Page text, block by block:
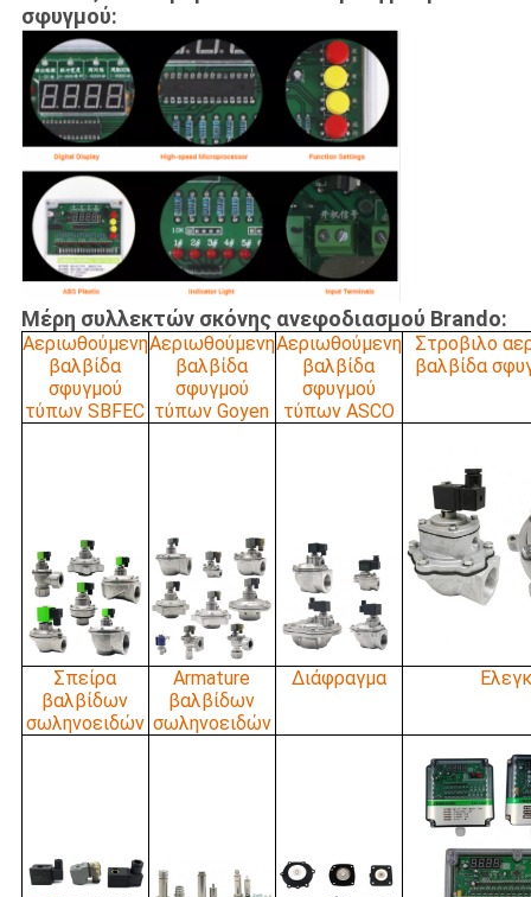
σφυγμού:
Μέρη συλλεκτών σκόνης ανεφοδιασμού Brando:
Αεριωθούμενη
βαλβίδα
σφυγμού
τύπων SBFEC
Αεριωθούμενη
βαλβίδα
σφυγμού
τύπων Goyen
Αεριωθούμενη
βαλβίδα
σφυγμού
τύπων ASCO
Στροβιλο
βαλβίδα
Σπείρα
βαλβίδων
σωληνοειδών
Armature
βαλβίδων
σωληνοειδών
Διάφραγμα